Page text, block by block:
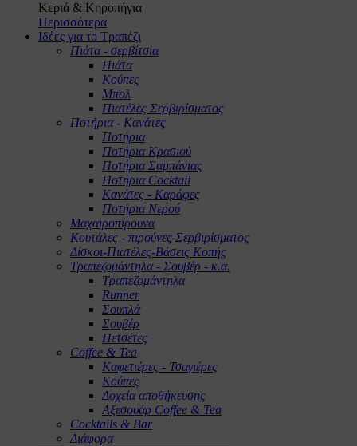
Κεριά & Κηροπήγια
Περισσότερα
Ιδέες για το Τραπέζι
Πιάτα - σερβίτσια
Πιάτα
Κούπες
Μπολ
Πιατέλες Σερβιρίσματος
Ποτήρια - Κανάτες
Ποτήρια
Ποτήρια Κρασιού
Ποτήρια Σαμπάνιας
Ποτήρια Cocktail
Κανάτες - Καράφες
Ποτήρια Νερού
Μαχαιροπίρουνα
Κουτάλες - πιρούνες Σερβιρίσματος
Δίσκοι-Πιατέλες-Βάσεις Κοπής
Τραπεζομάντηλα - Σουβέρ - κ.α.
Τραπεζομάντηλα
Runner
Σουπλά
Σουβέρ
Πετσέτες
Coffee & Tea
Καφετιέρες - Τσαγιέρες
Κούπες
Δοχεία αποθήκευσης
Αξεσουάρ Coffee & Tea
Cocktails & Bar
Διάφορα